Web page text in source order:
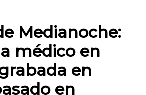
Medianoche:
médico en
en
en